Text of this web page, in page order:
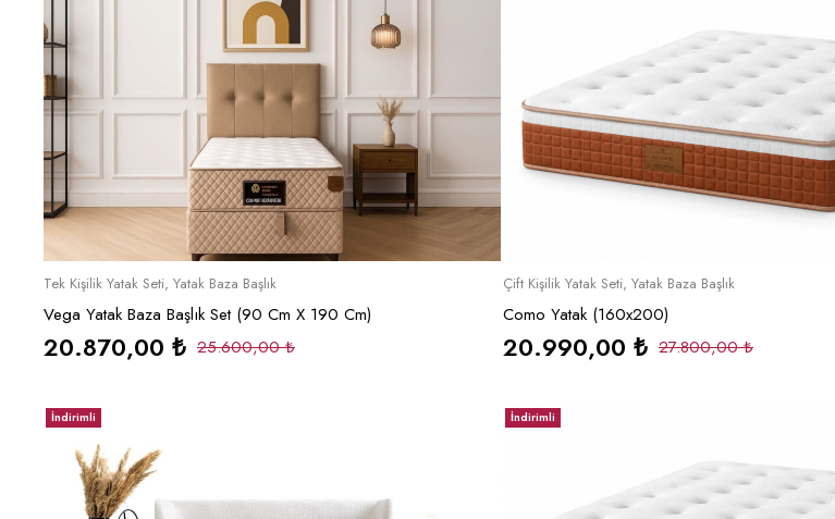
Sepete Ekle
Tek Kişilik Yatak Seti, Yatak Baza Başlık
Vega Yatak Baza Başlık Set (90 Cm X 190 Cm)
25.600,00₺
20.870,00 ₺
Sepete Ekle
Çift Kişilik Yatak Seti, Yatak Baza Başlık
Como Yatak (160x200)
27.800,00₺
20.990,00 ₺
İndirimli İndirimli